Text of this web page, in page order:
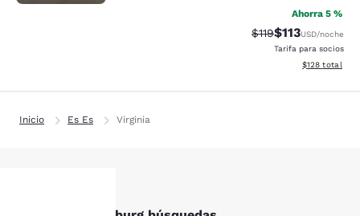
Ahorra 5 %
Tarifa tachada:
$119Tarifa reducida:
$113USD/noche
Tarifa para socios
Ver detalles
$128 total
Inicio Es Es Virginia